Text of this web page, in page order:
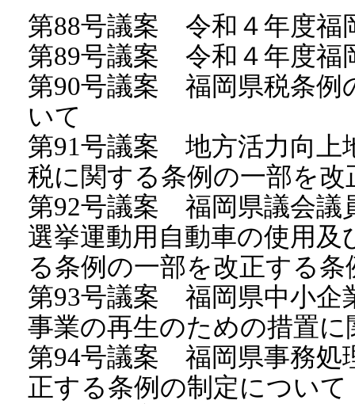
第88号議案 令和４年度福
第89号議案 令和４年度福
第90号議案 福岡県税条例
いて
第91号議案 地方活力向上
税に関する条例の一部を
第92号議案 福岡県議会議
選挙運動用自動車の使用
る条例の一部を改正する
第93号議案 福岡県中小企
事業の再生のための措置
第94号議案 福岡県事務処
正する条例の制定について